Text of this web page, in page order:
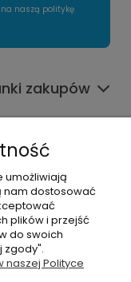
naszą politykę
zakupów
o sklepie
Moje konto
Pomoc
umożliwiają
nam dostosować
plików i przejść
do swoich
zgody".
naszej Polityce